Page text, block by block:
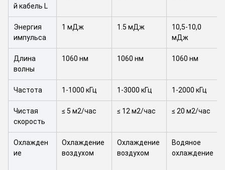
й кабель L
Энергия
импульса
1 мДж 1.5 мДж
10,5-10,0
мДж
Длина
волны
1060 нм 1060 нм 1060 нм
Частота 1-1000 кГц 1-3000 кГц 1-2000 кГц
Чистая
скорость
≤ 5 м2/час ≤ 12 м2/час ≤ 20 м2/час
Охлажден
ие
Охлаждение
воздухом
Охлаждение
воздухом
Водяное
охлаждение